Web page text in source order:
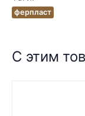
ферпласт
С этим